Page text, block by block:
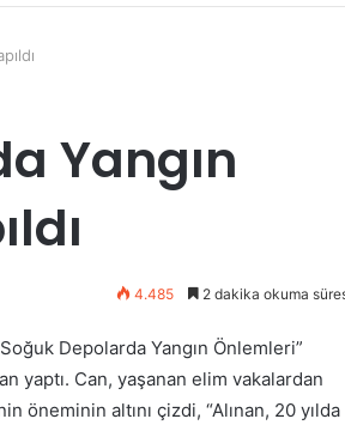
Yangın
4.485 2 dakika okuma
Depolarda Yangın Önlemleri”
yaptı. Can, yaşanan elim vakalardan
altını çizdi, “Alınan, 20 yılda